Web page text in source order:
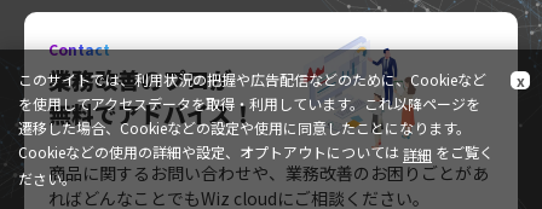
Contact
業務改善のプロが
無料でアドバイス！
商品に関するお問い合わせや、業務改善のお困りごとがあ
れば どんなことでもWiz cloudにご相談ください。
このサイトでは、利用状況の把握や広告配信などのために、Cookieなど
を使用してアクセスデータを取得・利用しています。これ以降ページを
遷移した場合、Cookieなどの設定や使用に同意したことになります。
Cookieなどの使用の詳細や設定、オプトアウトについては 詳細
x
をご覧く
ださい。